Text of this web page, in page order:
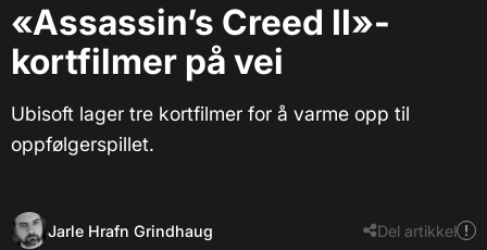
«Assassin’s Creed II»-
kortfilmer på vei
Ubisoft lager tre kortfilmer for å varme opp til
oppfølgerspillet.
Jarle Hrafn Grindhaug Del artikkel